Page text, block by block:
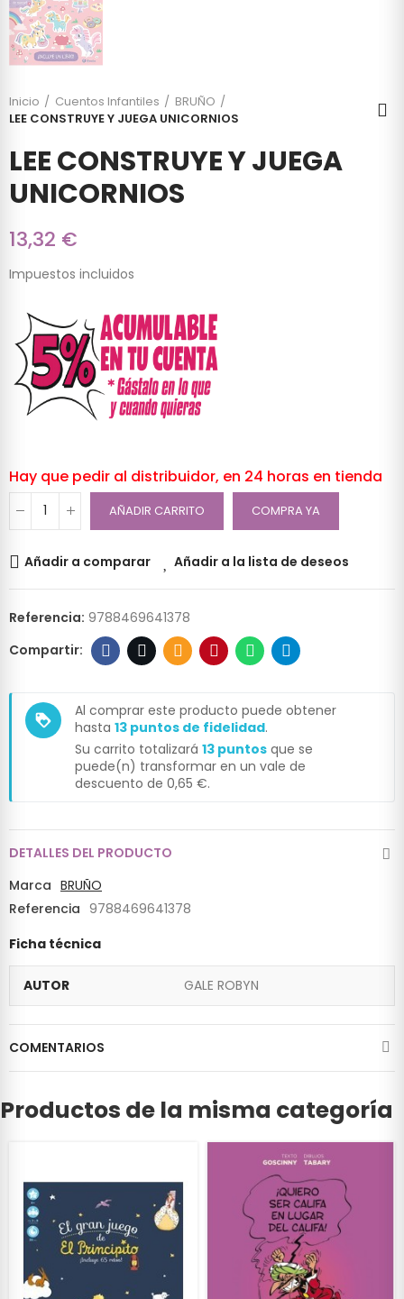
Inicio Cuentos Infantiles
BRUÑO
LEE CONSTRUYE Y JUEGA UNICORNIOS
LEE CONSTRUYE Y JUEGA
UNICORNIOS
13,32 €
Impuestos incluidos
Hay que pedir al distribuidor, en 24 horas en tienda
AÑADIR CARRITO COMPRA YA
Añadir a comparar Añadir a la lista de deseos
Referencia: 9788469641378
loyalty
Al comprar este producto puede obtener
hasta 13 puntos de fidelidad.
Su carrito totalizará 13 puntos que se
puede(n) transformar en un vale de
descuento de 0,65 €.
DETALLES DEL PRODUCTO
Marca BRUÑO
Referencia 9788469641378
Ficha técnica
AUTOR GALE ROBYN
COMENTARIOS
Productos de la misma categoría